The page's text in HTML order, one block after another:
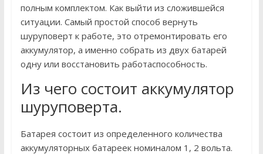
полным комплектом. Как выйти из сложившейся
ситуации. Самый простой способ вернуть
шуруповерт к работе, это отремонтировать его
аккумулятор, а именно собрать из двух батарей
одну или восстановить работаспособность.
Из чего состоит аккумулятор
шуруповерта.
Батарея состоит из определенного количества
аккумуляторных батареек номиналом 1, 2 вольта.